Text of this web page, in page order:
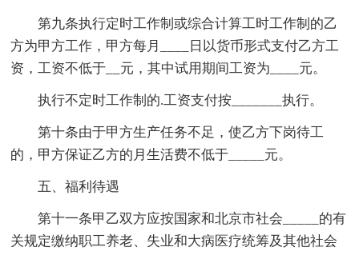
第九条执行定时工作制或综合计算工时工作制的乙
方为甲方工作，甲方每月____日以货币形式支付乙方工
资，工资不低于__元，其中试用期间工资为____元。
执行不定时工作制的.工资支付按_______执行。
第十条由于甲方生产任务不足，使乙方下岗待工
的，甲方保证乙方的月生活费不低于_____元。
五、福利待遇
第十一条甲乙双方应按国家和北京市社会_____的有
关规定缴纳职工养老、失业和大病医疗统筹及其他社会